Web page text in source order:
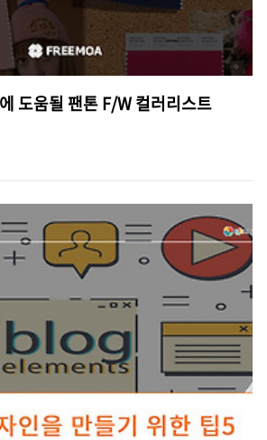
도움될 팬톤 F/W 컬러리스트